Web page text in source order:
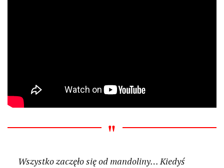
Wszystko zaczęło się od mandoliny… Kiedyś